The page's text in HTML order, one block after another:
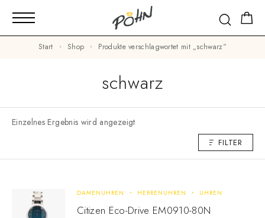
Start Shop Produkte verschlagwortet mit „schwarz“
schwarz
Einzelnes Ergebnis wird angezeigt
FILTER
DAMENUHREN HERRENUHREN UHREN
Citizen Eco-Drive EM0910-80N